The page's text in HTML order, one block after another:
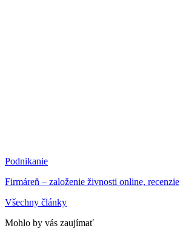
Podnikanie
Firmáreň – založenie živnosti online, recenzie
Všechny články
Mohlo by vás zaujímať